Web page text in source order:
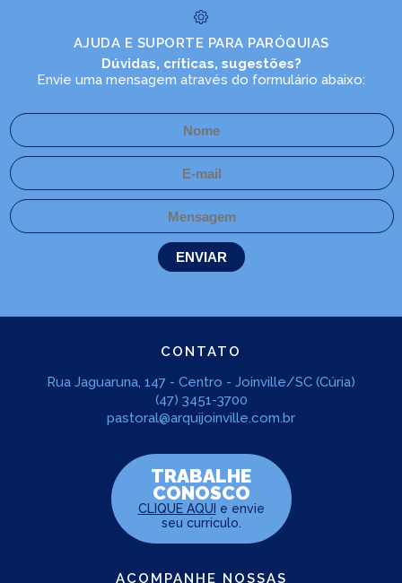
AJUDA E SUPORTE PARA PARÓQUIAS
Dúvidas, críticas, sugestões?
Envie uma mensagem através do formulário abaixo:
CONTATO
Rua Jaguaruna, 147 - Centro - Joinville/SC (Cúria)
(47) 3451-3700
pastoral@arquijoinville.com.br
TRABALHE
CONOSCO
CLIQUE AQUI e envie
seu curriculo.
ACOMPANHE NOSSAS